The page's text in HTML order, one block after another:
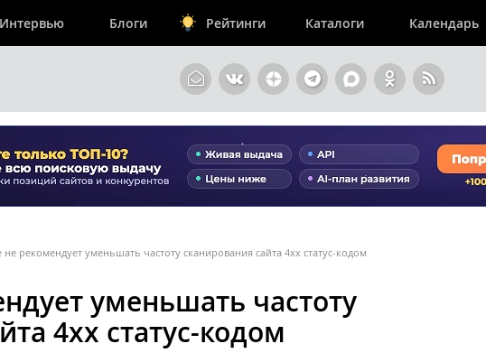
Интервью Блоги Рейтинги Каталоги Календарь
не рекомендует уменьшать частоту сканирования сайта 4хх статус-кодом
уменьшать частоту
4хх статус-кодом